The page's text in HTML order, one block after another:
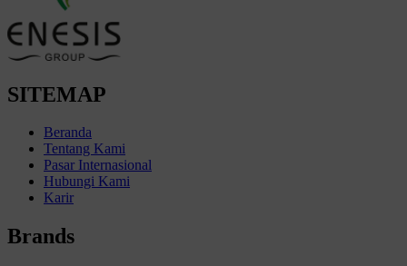
SITEMAP
Beranda
Tentang Kami
Pasar Internasional
Hubungi Kami
Karir
Brands